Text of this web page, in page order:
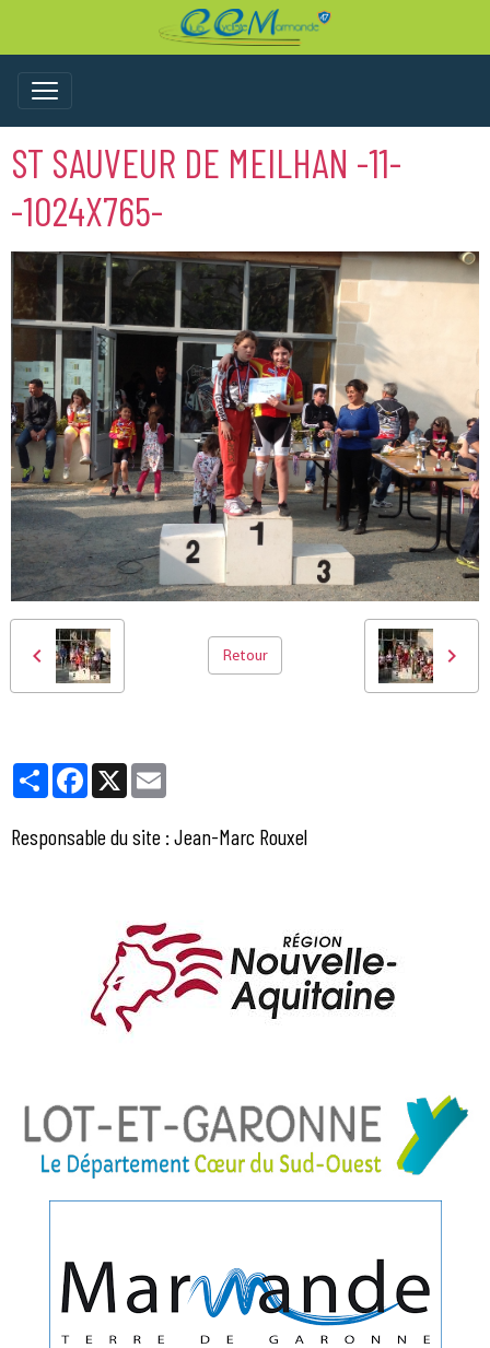
ST SAUVEUR DE MEILHAN -11-
-1024X765-
Retour
PartagerFacebook
X
Responsable du site : Jean-Marc Rouxel